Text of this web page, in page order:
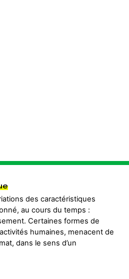
des caractéristiques
au cours du temps :
Certaines formes de
humaines, menacent de
dans le sens d’un